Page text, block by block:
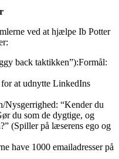
ved at hjælpe Ib Potter
back taktikken”):Formål:
at udnytte LinkedIns
Nysgerrighed: “Kender du
du som de dygtige, og
(Spiller på læserens ego og
have 1000 emailadresser på